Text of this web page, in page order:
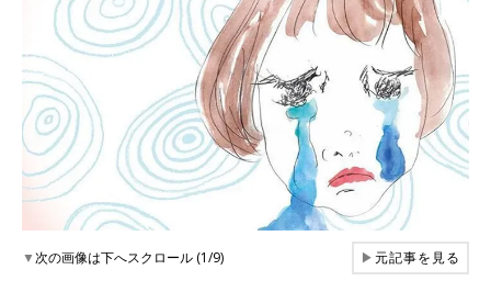
▼次の画像は下へスクロール (1/9) ▶元記事を見る